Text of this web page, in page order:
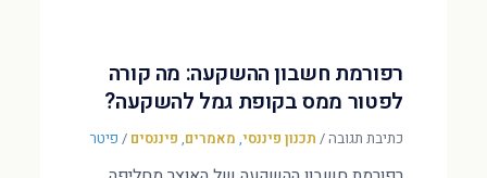
רפורמת חשבון ההשקעה: מה קורה
לפטור ממס בקופת גמל להשקעה?
כתיבת תגובה/ תכנון פיננסי, מאמרים, פיננסים / פיטר